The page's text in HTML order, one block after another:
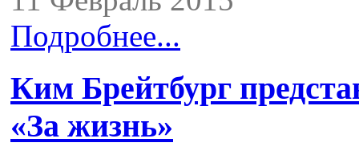
Подробнее...
Ким Брейтбург
«За жизнь»